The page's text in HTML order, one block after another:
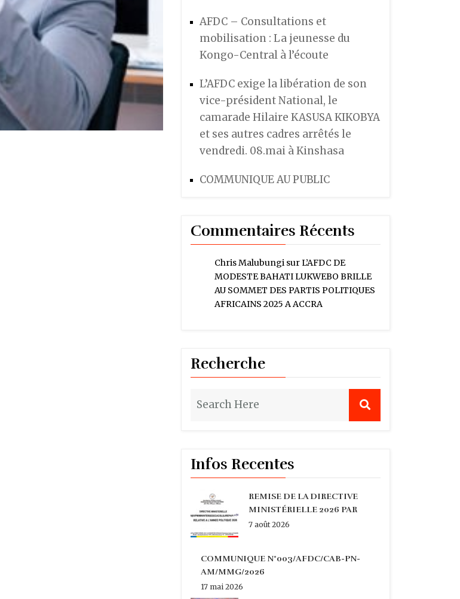
AFDC – Consultations et
mobilisation : La jeunesse du
Kongo-Central à l’écoute
L’AFDC exige la libération de son
vice-président National, le
camarade Hilaire KASUSA KIKOBYA
et ses autres cadres arrêtés le
vendredi. 08.mai à Kinshasa
COMMUNIQUE AU PUBLIC
Commentaires Récents
Chris Malubungi surL’AFDC DE
MODESTE BAHATI LUKWEBO BRILLE
AU SOMMET DES PARTIS POLITIQUES
AFRICAINS 2025 A ACCRA
Recherche
Infos Recentes
REMISE DE LA DIRECTIVE
MINISTÉRIELLE 2026 PAR
7 août 2026
COMMUNIQUE N°003/AFDC/CAB-PN-
AM/MMG/2026
17 mai 2026